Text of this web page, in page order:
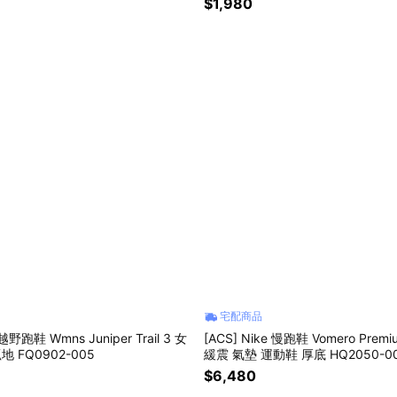
野跑鞋 Wmns Juniper Trail 3 女
地 FQ0902-005
宅配商品
[ACS] Nike 慢跑鞋 Vomero
緩震 氣墊 運動鞋 厚底 HQ2050-
$6,480